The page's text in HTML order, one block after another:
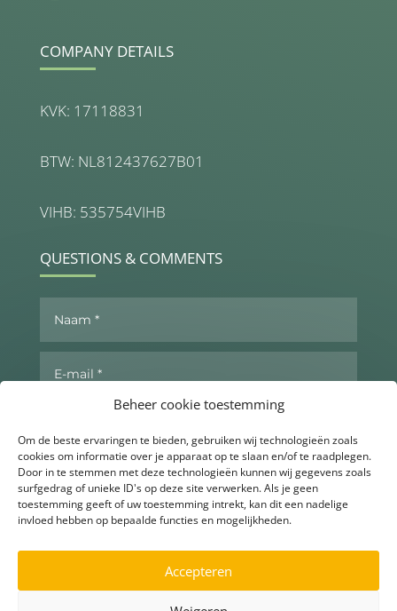
Beheer cookie toestemming
Om de beste ervaringen te bieden, gebruiken wij technologieën zoals
cookies om informatie over je apparaat op te slaan en/of te raadplegen.
Door in te stemmen met deze technologieën kunnen wij gegevens zoals
surfgedrag of unieke ID's op deze site verwerken. Als je geen
toestemming geeft of uw toestemming intrekt, kan dit een nadelige
invloed hebben op bepaalde functies en mogelijkheden.
Accepteren
COMPANY DETAILS
KVK: 17118831
BTW: NL812437627B01
VIHB: 535754VIHB
QUESTIONS & COMMENTS